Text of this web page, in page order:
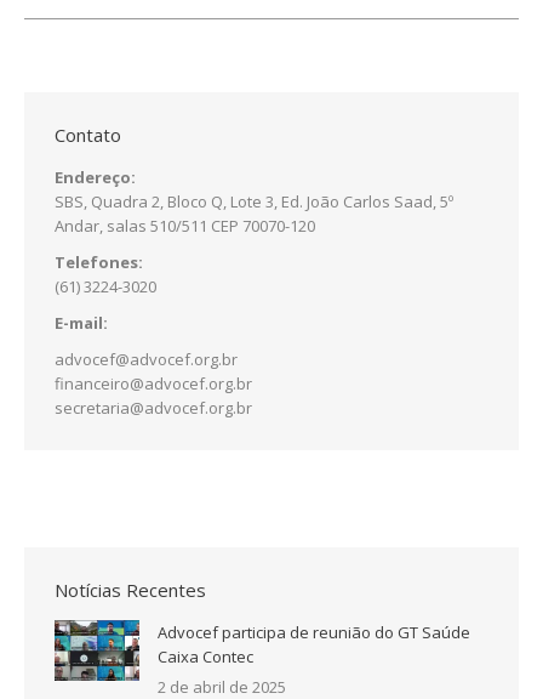
Contato
Endereço:
SBS, Quadra 2, Bloco Q, Lote 3, Ed. João Carlos Saad, 5º
Andar, salas 510/511 CEP 70070-120
Telefones:
(61) 3224-3020
E-mail:
advocef@advocef.org.br
financeiro@advocef.org.br
secretaria@advocef.org.br
Notícias Recentes
Advocef participa de reunião do GT Saúde
Caixa Contec
2 de abril de 2025